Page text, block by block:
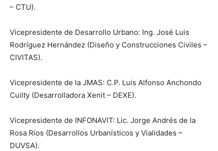
– CTU).
Vicepresidente de Desarrollo Urbano: Ing. José Luis
Rodríguez Hernández (Diseño y Construcciones Civiles –
CIVITAS).
Vicepresidente de la JMAS: C.P. Luis Alfonso Anchondo
Cuilty (Desarrolladora Xenit – DEXE).
Vicepresidente de INFONAVIT: Lic. Jorge Andrés de la
Rosa Ríos (Desarrollos Urbanísticos y Vialidades –
DUVSA).